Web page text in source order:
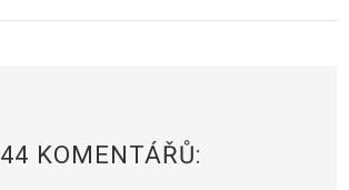
44 KOMENTÁŘŮ: